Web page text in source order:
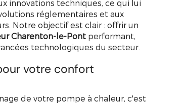
innovations techniques, ce qui lui
réglementaires et aux
Notre objectif est clair : offrir un
Charenton-le-Pont performant,
technologiques du secteur.
votre confort
de votre pompe à chaleur, c'est